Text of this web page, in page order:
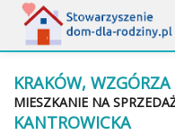
KRAKÓW,
KANTROWICKA
MIESZKANIE NA